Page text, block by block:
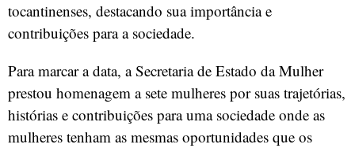
tocantinenses, destacando sua importância e
contribuições para a sociedade.
Para marcar a data, a Secretaria de Estado da Mulher
prestou homenagem a sete mulheres por suas trajetórias,
histórias e contribuições para uma sociedade onde as
mulheres tenham as mesmas oportunidades que os